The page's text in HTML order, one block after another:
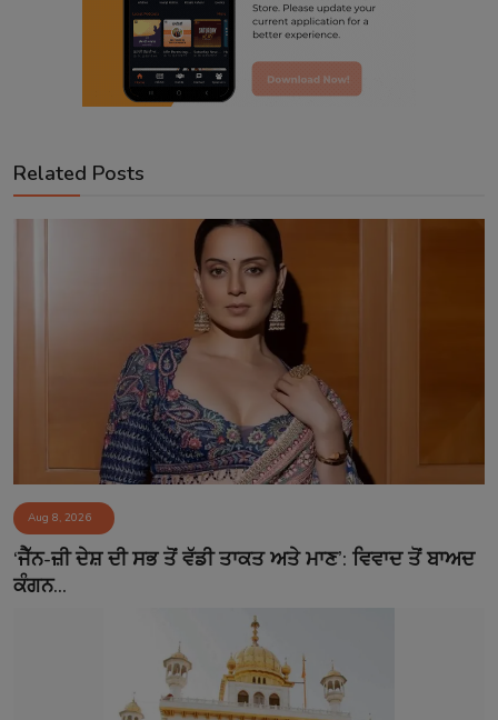
Related Posts
Aug 8, 2026
‘ਜੈੱਨ-ਜ਼ੀ ਦੇਸ਼ ਦੀ ਸਭ ਤੋਂ ਵੱਡੀ ਤਾਕਤ ਅਤੇ ਮਾਣ’: ਵਿਵਾਦ ਤੋਂ ਬਾਅਦ
ਕੰਗਨ...